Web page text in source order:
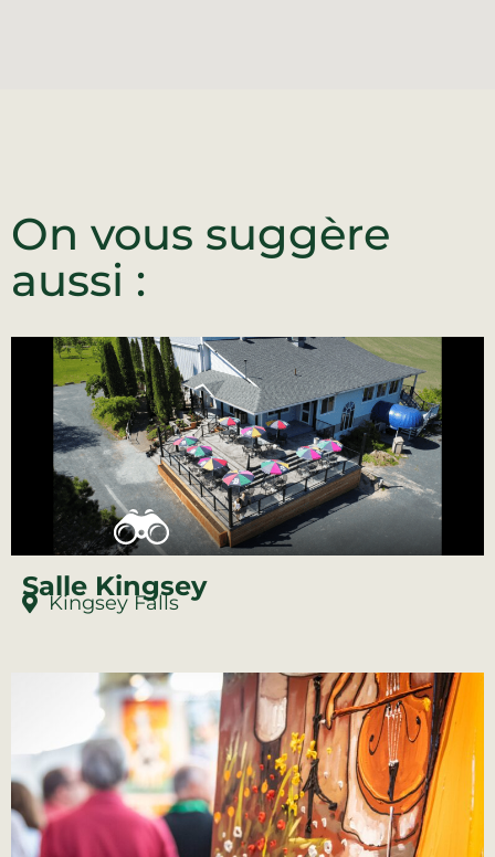
On vous suggère
aussi :
Salle Kingsey
Kingsey Falls